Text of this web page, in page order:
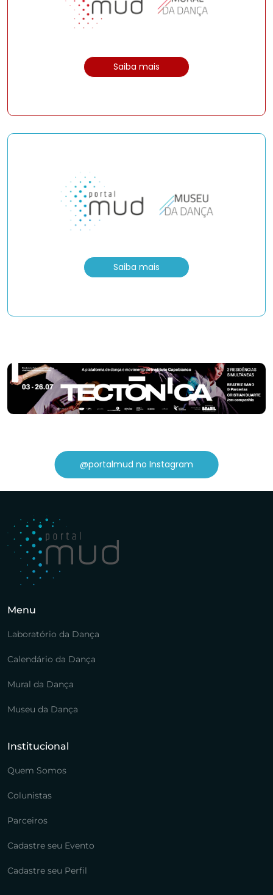
Saiba mais
Saiba mais
@portalmud no Instagram
Menu
Laboratório da Dança
Calendário da Dança
Mural da Dança
Museu da Dança
Institucional
Quem Somos
Colunistas
Parceiros
Cadastre seu Evento
Cadastre seu Perfil